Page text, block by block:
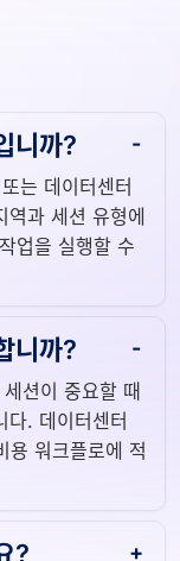
니까?
는 데이터센터
역과 세션 유형에
업을 실행할 수
니까?
션이 중요할 때
다. 데이터센터
용 워크플로에 적
?